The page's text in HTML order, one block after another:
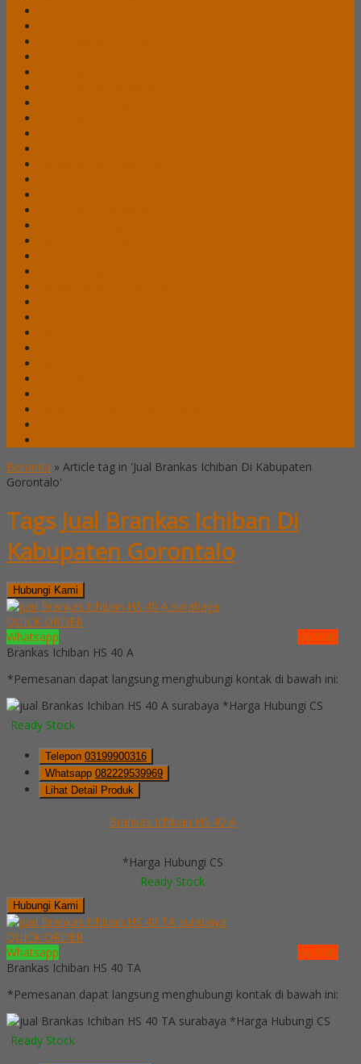
Beranda » Article tag in 'Jual Brankas Ichiban Di Kabupaten
Gorontalo'
Tags Jual Brankas Ichiban Di
Kabupaten Gorontalo
Hubungi Kami
QUICK ORDER
Whatsapp
via SMS
Brankas Ichiban HS 40 A
*Pemesanan dapat langsung menghubungi kontak di bawah ini:
*Harga Hubungi CS
Ready Stock
Telepon 03199900316
Whatsapp 082229539969
Lihat Detail Produk
Brankas Ichiban HS 40 A
*Harga Hubungi CS
Ready Stock
Hubungi Kami
QUICK ORDER
Whatsapp
via SMS
Brankas Ichiban HS 40 TA
*Pemesanan dapat langsung menghubungi kontak di bawah ini:
*Harga Hubungi CS
Ready Stock